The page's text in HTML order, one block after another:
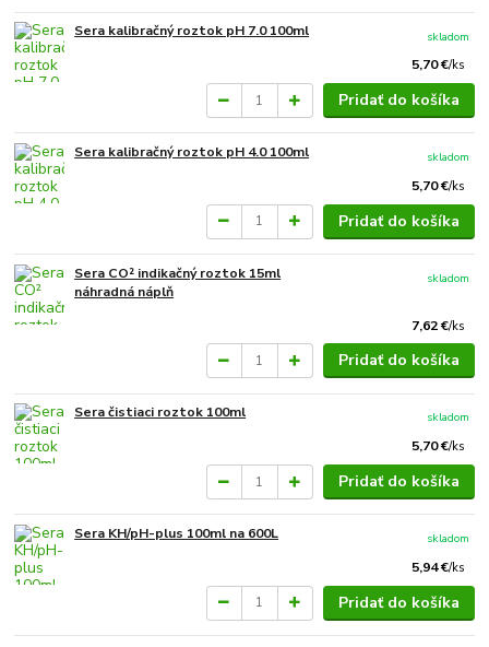
Sera kalibračný roztok pH 7.0 100ml
5,70 €/ks
skladom
Pridať do košíka
Sera kalibračný roztok pH 4.0 100ml
5,70 €/ks
skladom
Pridať do košíka
Sera CO² indikačný roztok 15ml
náhradná náplň
7,62 €/ks
skladom
Pridať do košíka
Sera čistiaci roztok 100ml
5,70 €/ks
skladom
Pridať do košíka
Sera KH/pH-plus 100ml na 600L
5,94 €/ks
skladom
Pridať do košíka